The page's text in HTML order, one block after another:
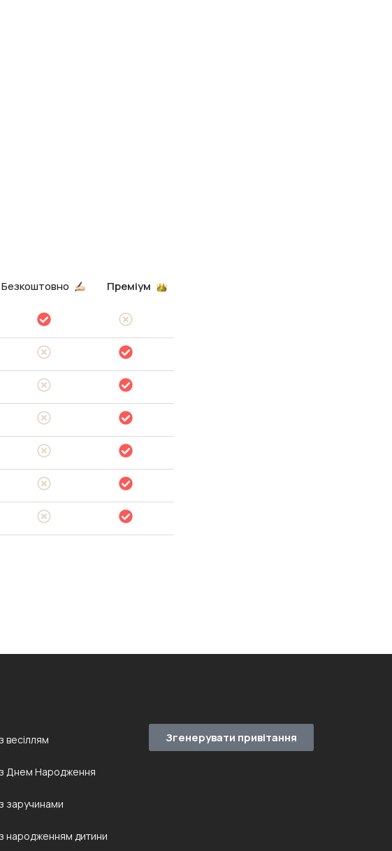
Безкоштовно Преміум
весіллям
з Днем Народження
заручинами
народженням дитини
Згенерувати привітання